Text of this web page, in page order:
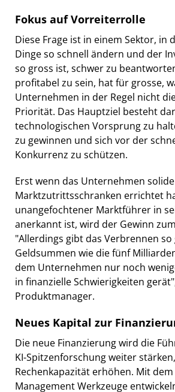
Fokus auf Vorreiterrolle
Diese Frage ist in einem Sektor, in
Dinge so schnell ändern und der
so gross ist, schwer zu
profitabel zu sein, hat für grosse,
Unternehmen in der Regel nicht
Priorität. Das Hauptziel besteht
technologischen Vorsprung zu
zu gewinnen und sich vor der
Konkurrenz zu schützen.
Erst wenn das Unternehmen solide
Marktzutrittsschranken errichtet
unangefochtener Marktführer in
anerkannt ist, wird der Gewinn
"Allerdings gibt das Verbrennen
Geldsummen wie die fünf
dem Unternehmen nur noch
in finanzielle Schwierigkeiten
Produktmanager.
Neues Kapital zur
Die neue Finanzierung wird die
KI-Spitzenforschung weiter
Rechenkapazität erhöhen. Mit
Management Werkzeuge